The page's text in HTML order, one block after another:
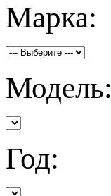
Марка:
Модель:
Год: